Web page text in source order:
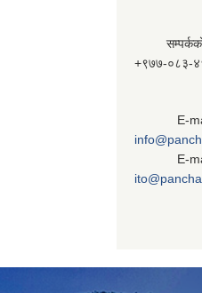
सम्पर्कको
+९७७-०८३‍-
अथवा
E-
E-
मा